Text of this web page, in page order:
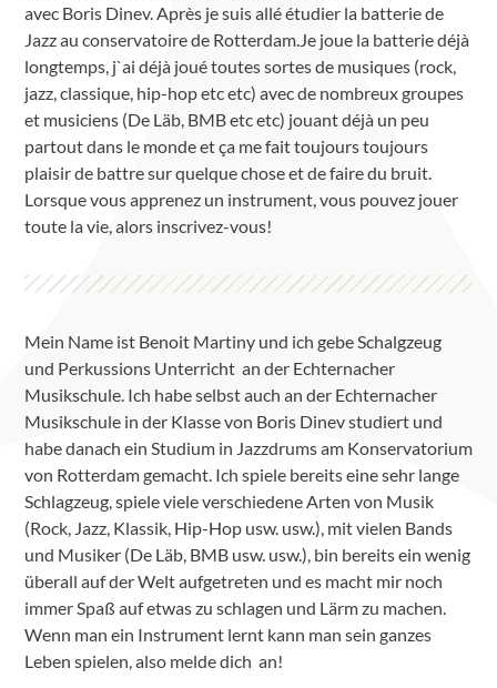
avec Boris Dinev. Après je suis allé étudier la batterie de
Jazz au conservatoire de Rotterdam.Je joue la batterie déjà
longtemps, j`ai déjà joué toutes sortes de musiques (rock,
jazz, classique, hip-hop etc etc) avec de nombreux groupes
et musiciens (De Läb, BMB etc etc) jouant déjà un peu
partout dans le monde et ça me fait toujours toujours
plaisir de battre sur quelque chose et de faire du bruit.
Lorsque vous apprenez un instrument, vous pouvez jouer
toute la vie, alors inscrivez-vous!
Mein Name ist Benoit Martiny und ich gebe Schalgzeug
und Perkussions Unterricht an der Echternacher
Musikschule. Ich habe selbst auch an der Echternacher
Musikschule in der Klasse von Boris Dinev studiert und
habe danach ein Studium in Jazzdrums am Konservatorium
von Rotterdam gemacht. Ich spiele bereits eine sehr lange
Schlagzeug, spiele viele verschiedene Arten von Musik
(Rock, Jazz, Klassik, Hip-Hop usw. usw.), mit vielen Bands
und Musiker (De Läb, BMB usw. usw.), bin bereits ein wenig
überall auf der Welt aufgetreten und es macht mir noch
immer Spaß auf etwas zu schlagen und Lärm zu machen.
Wenn man ein Instrument lernt kann man sein ganzes
Leben spielen, also melde dich an!